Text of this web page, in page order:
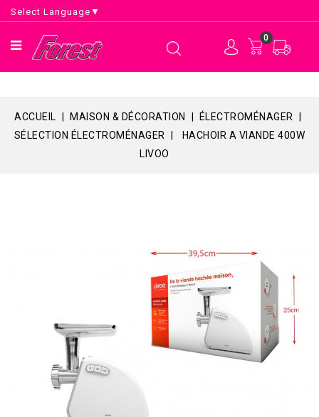
Select Language ▼
0
ACCUEIL MAISON & DÉCORATION
ÉLECTROMÉNAGER
SÉLECTION ÉLECTROMÉNAGER
HACHOIR A VIANDE 400W
LIVOO